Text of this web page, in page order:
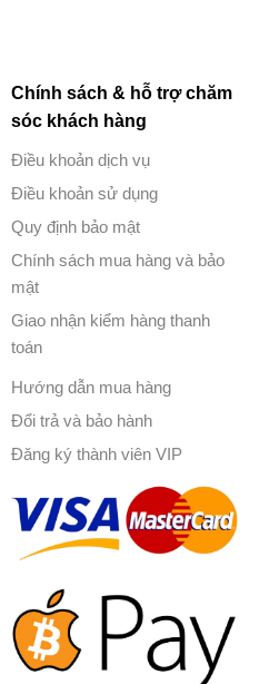
Chính sách & hỗ trợ chăm
sóc khách hàng
Điều khoản dịch vụ
Điều khoản sử dụng
Quy định bảo mật
Chính sách mua hàng và bảo
mật
Giao nhận kiểm hàng thanh
toán
Hướng dẫn mua hàng
Đổi trả và bảo hành
Đăng ký thành viên VIP